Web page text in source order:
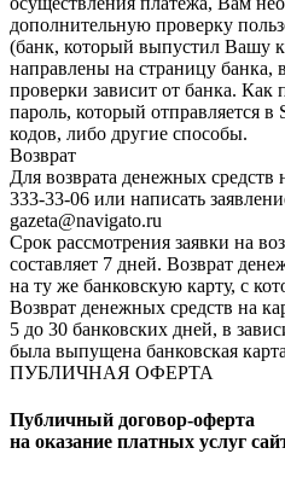
дополнительную проверку
(банк, который выпустил Вашу
направлены на страницу банка,
проверки зависит от банка.
пароль, который отправляется
кодов, либо другие способы.
Возврат
Для возврата денежных средств
333-33-06 или написать
gazeta@navigato.ru
Срок рассмотрения заявки на
составляет 7 дней. Возврат
на ту же банковскую карту, с
Возврат денежных средств на
5 до 30 банковских дней, в
была выпущена банковская
ПУБЛИЧНАЯ ОФЕРТА
Публичный договор-оферта
на оказание платных услуг